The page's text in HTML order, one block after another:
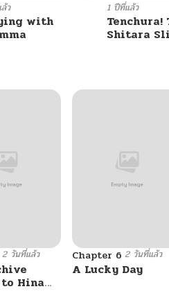
ว
with
1 ปีที่แล้ว
Tenchura!
Shitara
2 วันที่แล้ว
Hina
Chapter 6 2 วันที่แล้ว
A Lucky Day